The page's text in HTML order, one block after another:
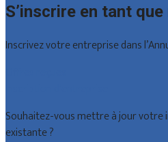
S’inscrire en tant
Inscrivez votre entreprise dans
Souhaitez-vous mettre à jour
existante ?